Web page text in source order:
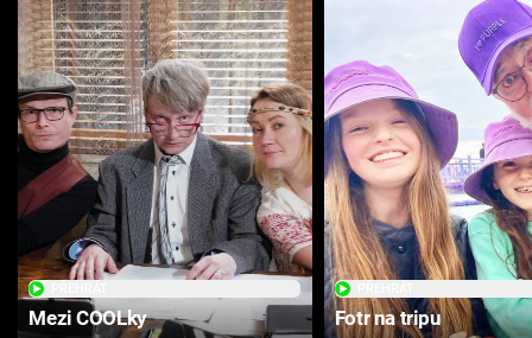
Mezi COOLky Fotr na tripu